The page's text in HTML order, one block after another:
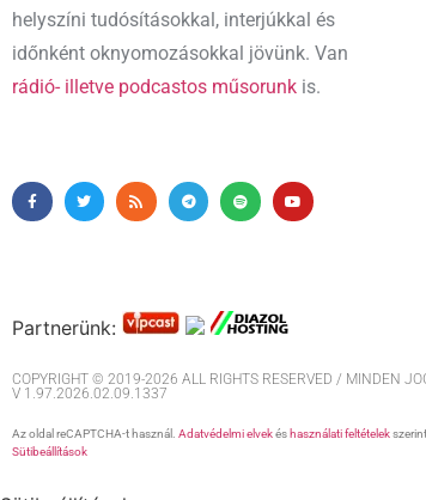
helyszíni tudósításokkal, interjúkkal és
időnként oknyomozásokkal jövünk. Van
rádió- illetve podcastos műsorunk is.
Partnerünk:
COPYRIGHT © 2019-2026 ALL RIGHTS RESERVED / MINDEN
V 1.97.2026.02.09.1337
Az oldal reCAPTCHA-t használ. Adatvédelmi elvekés használati feltételek
Sütibeállítások